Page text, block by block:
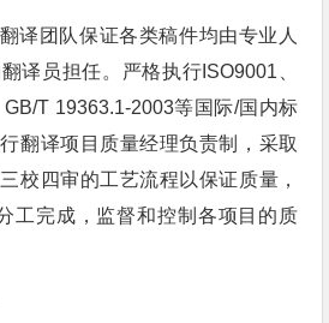
译团队保证各类稿件均由专业人
译员担任。严格执行ISO9001、
GB/T 19363.1-2003等国际/国内标
翻译项目质量经理负责制，采取
校四审的工艺流程以保证质量，
工完成，监督和控制各项目的质